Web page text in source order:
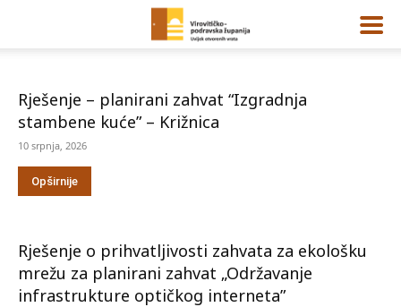
Rješenje – planirani zahvat “Izgradnja
stambene kuće” – Križnica
10 srpnja, 2026
Opširnije
Rješenje o prihvatljivosti zahvata za ekološku
mrežu za planirani zahvat „Održavanje
infrastrukture optičkog interneta”